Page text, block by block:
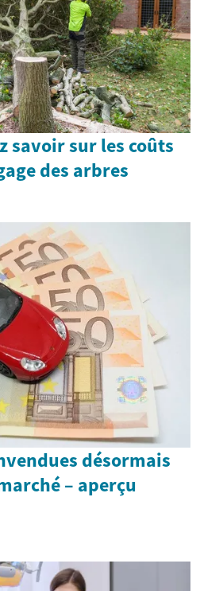
savoir sur les coûts
des arbres
désormais
– aperçu